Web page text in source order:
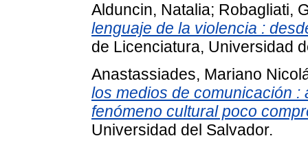
Alduncin, Natalia; Robagliati,
lenguaje de la violencia :
de Licenciatura, Universidad
Anastassiades, Mariano
los medios de comunicación :
fenómeno cultural poco
Universidad del Salvador.